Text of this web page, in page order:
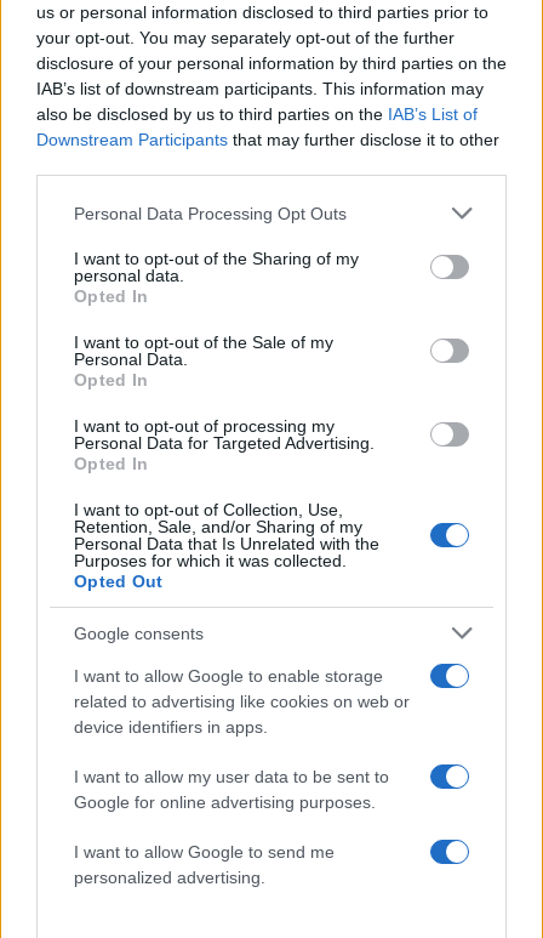
us or personal information disclosed to third parties prior to
your opt-out. You may separately opt-out of the further
disclosure of your personal information by third parties on the
IAB’s list of downstream participants. This information may
also be disclosed by us to third parties on the IAB’s List of
Downstream Participants that may further disclose it to other
Please note that this website/app uses one or more Google
not limited to your visit or usage behaviour. You may click to
grant or deny consent to Google and its third-party tags to
use your data for below specified purposes in below Google
consent section.
Personal Data Processing Opt Outs
I want to opt-out of the Sharing of my
personal data.
Opted In
I want to opt-out of the Sale of my
Personal Data.
Opted In
I want to opt-out of processing my
Personal Data for Targeted Advertising.
Opted In
I want to opt-out of Collection, Use,
Retention, Sale, and/or Sharing of my
Personal Data that Is Unrelated with the
Purposes for which it was collected.
Opted Out
Google consents
I want to allow Google to enable storage
related to advertising like cookies on web or
device identifiers in apps.
I want to allow my user data to be sent to
Google for online advertising purposes.
I want to allow Google to send me
personalized advertising.
26.07.2024byΤαϋγετη Λαζου
News
Φήμες ότι χωρίζουν Φελίπε και Λετίθια –
Η συμφωνία που υπέγραψαν πριν τον
γάμο τους
ΔΙΑΦΗΜΙΣΗ
News
Βασιλιάς Φελίπε – Βασίλισσα Λετίθια:
Στην αποφοίτηση της κόρης τους –
22.05.2023
Celebrities
Η Βασίλισσα Λετίθια με την πιο chic maxi
φούστα που είδαμε τελευταία
News
Κηδεία Τέως Βασιλιά Κωνσταντίνου: Μαρί